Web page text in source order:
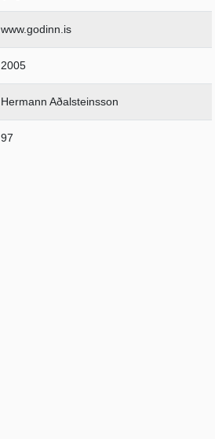
www.godinn.is
2005
Hermann Aðalsteinsson
97